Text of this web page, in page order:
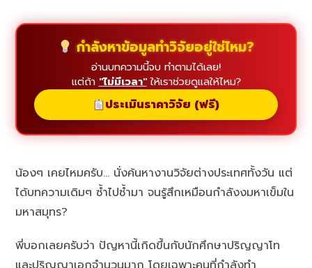
กำลังหาข้อมูลทำวิจัยอยู่ใช่ไหม?
อ่านบทความนี้จบ ทำตามได้เลย!
แต่ถ้า "ไม่มีเวลา"ให้เราช่วยดูแลให้ไหม?
ประเมินราคาวิจัย (ฟรี)
น้องๆ เคยไหมครับ… นั่งค้นหางานวิจัยต่างประเทศทั้งวัน แต่
ได้บทความเดิมๆ ซ้ำไปซ้ำมา จนรู้สึกเหมือนกำลังงมหาเข็มใน
มหาสมุทร?
พี่บอกเลยครับว่า ปัญหานี้เกิดขึ้นกับนักศึกษาปริญญาโท